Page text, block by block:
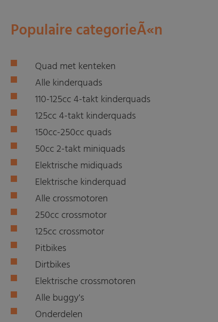
Populaire categorieÃ«n
Quad met kenteken
Alle kinderquads
110-125cc 4-takt kinderquads
125cc 4-takt kinderquads
150cc-250cc quads
50cc 2-takt miniquads
Elektrische midiquads
Elektrische kinderquad
Alle crossmotoren
250cc crossmotor
125cc crossmotor
Pitbikes
Dirtbikes
Elektrische crossmotoren
Alle buggy's
Onderdelen